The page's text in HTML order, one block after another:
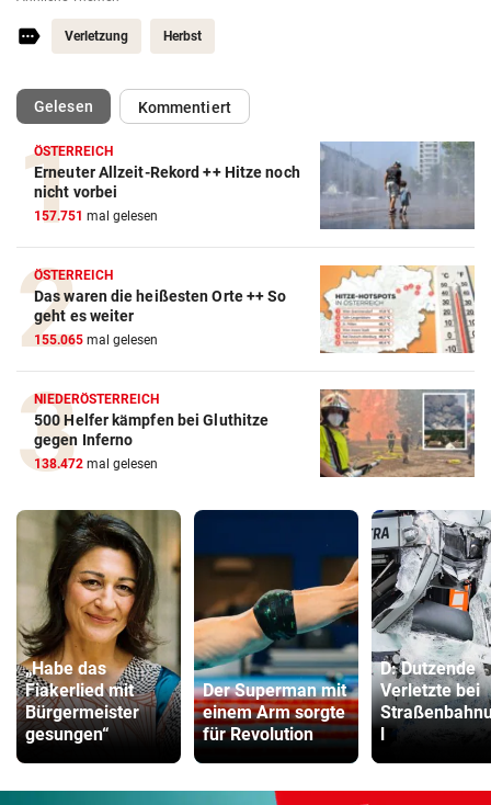
Verletzung Herbst
Gelesen(ausgewählt)Kommentiert
ÖSTERREICH
Erneuter Allzeit-Rekord ++ Hitze noch
nicht vorbei
157.751 mal gelesen
ÖSTERREICH
Das waren die heißesten Orte ++ So
geht es weiter
155.065 mal gelesen
NIEDERÖSTERREICH
500 Helfer kämpfen bei Gluthitze
gegen Inferno
138.472 mal gelesen
„Habe das
Fiakerlied mit
Bürgermeister
gesungen“
Der Superman mit
einem Arm sorgte
für Revolution
D: Dutzende
Verletzte bei
l